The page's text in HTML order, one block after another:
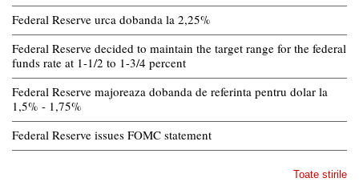
Federal Reserve urca dobanda la 2,25%
Federal Reserve decided to maintain the target range for the federal
funds rate at 1-1/2 to 1-3/4 percent
Federal Reserve majoreaza dobanda de referinta pentru dolar la
1,5% - 1,75%
Federal Reserve issues FOMC statement
Toate stirile